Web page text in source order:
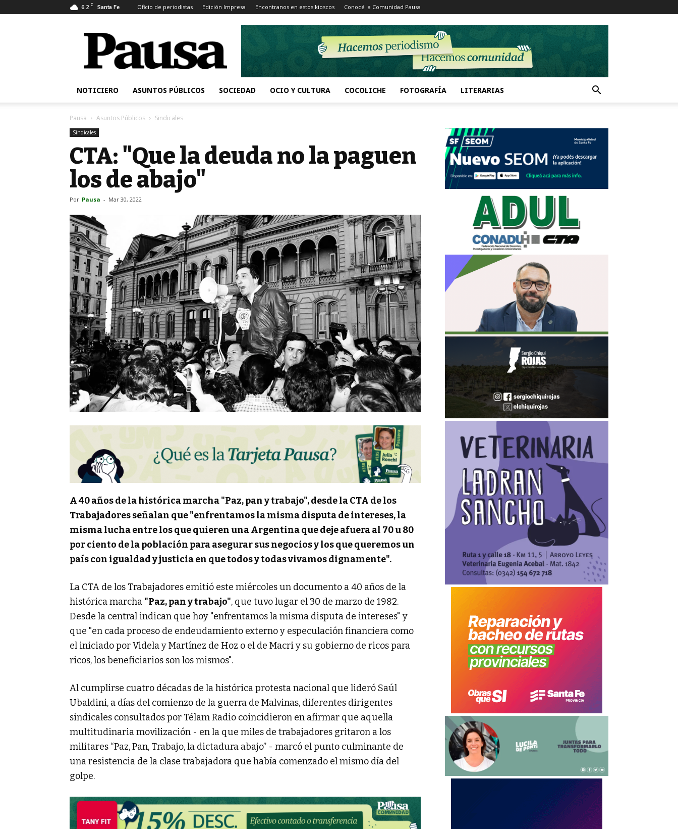
6.2 C Santa Fe Oficio de periodistas Edición Impresa Encontranos en estos kioscos Conocé la Comunidad Pausa
Pausa
NOTICIERO ASUNTOS PÚBLICOS SOCIEDAD OCIO Y CULTURA COCOLICHE FOTOGRAFÍA LITERARIAS
Pausa Asuntos Públicos Sindicales
Sindicales
CTA: "Que la deuda no la paguen
los de abajo"
Por Pausa - Mar 30, 2022
A 40 años de la histórica marcha "Paz, pan y trabajo", desde la CTA de los
Trabajadores señalan que "enfrentamos la misma disputa de intereses, la
misma lucha entre los que quieren una Argentina que deje afuera al 70 u 80
por ciento de la población para asegurar sus negocios y los que queremos un
país con igualdad y justicia en que todos y todas vivamos dignamente".
La CTA de los Trabajadores emitió este miércoles un documento a 40 años de la
histórica marcha "Paz, pan y trabajo", que tuvo lugar el 30 de marzo de 1982.
Desde la central indican que hoy "enfrentamos la misma disputa de intereses" y
que "en cada proceso de endeudamiento externo y especulación financiera como
el iniciado por Videla y Martínez de Hoz o el de Macri y su gobierno de ricos para
ricos, los beneficiarios son los mismos".
Al cumplirse cuatro décadas de la histórica protesta nacional que lideró Saúl
Ubaldini, a días del comienzo de la guerra de Malvinas, diferentes dirigentes
sindicales consultados por Télam Radio coincidieron en afirmar que aquella
multitudinaria movilización - en la que miles de trabajadores gritaron a los
militares “Paz, Pan, Trabajo, la dictadura abajo” - marcó el punto culminante de
una resistencia de la clase trabajadora que había comenzado el mismo día del
golpe.